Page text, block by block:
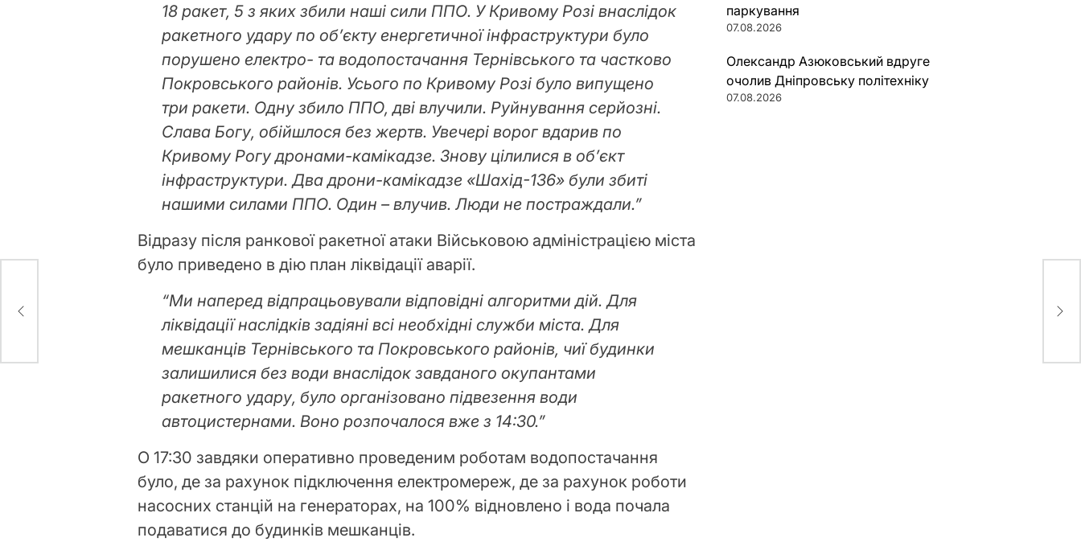
18 ракет, 5 з яких збили наші сили ППО. У Кривому Розі внаслідок
ракетного удару по об’єкту енергетичної інфраструктури було
порушено електро- та водопостачання Тернівського та частково
Покровського районів. Усього по Кривому Розі було випущено
три ракети. Одну збило ППО, дві влучили. Руйнування серйозні.
Слава Богу, обійшлося без жертв. Увечері ворог вдарив по
Кривому Рогу дронами-камікадзе. Знову цілилися в об’єкт
інфраструктури. Два дрони-камікадзе «Шахід-136» були збиті
нашими силами ППО. Один – влучив. Люди не постраждали.”
Відразу після ранкової ракетної атаки Військовою адміністрацією міста
було приведено в дію план ліквідації аварії.
“Ми наперед відпрацьовували відповідні алгоритми дій. Для
ліквідації наслідків задіяні всі необхідні служби міста. Для
мешканців Тернівського та Покровського районів, чиї будинки
залишилися без води внаслідок завданого окупантами
ракетного удару, було організовано підвезення води
автоцистернами. Воно розпочалося вже з 14:30.”
О 17:30 завдяки оперативно проведеним роботам водопостачання
було, де за рахунок підключення електромереж, де за рахунок роботи
насосних станцій на генераторах, на 100% відновлено і вода почала
подаватися до будинків мешканців.
паркування
07.08.2026
Олександр Азюковський вдруге
очолив Дніпровську політехніку
07.08.2026